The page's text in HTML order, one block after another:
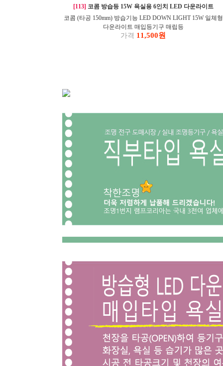
[113] 코콤 방습등 15W 욕실용 6인치 LED 다운라이트
코콤 (타공 150mm) 방습기능 LED DOWN LIGHT 15W 일체형
다운라이트 매입등기구 매립등
가격 11,500원